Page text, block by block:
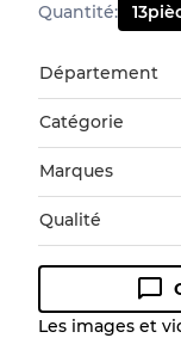
Quantité: 13
Département
Catégorie
Marques
Qualité
Guide des
Les images et